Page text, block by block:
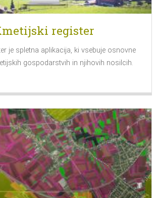
register
je spletna aplikacija, ki vsebuje osnovne
gospodarstvih in njihovih nosilcih.